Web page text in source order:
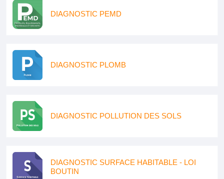
DIAGNOSTIC PEMD
DIAGNOSTIC PLOMB
DIAGNOSTIC POLLUTION DES SOLS
DIAGNOSTIC SURFACE HABITABLE - LOI
BOUTIN